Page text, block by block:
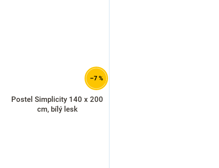
–7 %
Postel Simplicity 140 x 200
cm, bílý lesk